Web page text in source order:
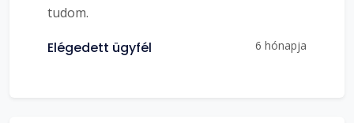
tudom.
Elégedett ügyfél 6 hónapja